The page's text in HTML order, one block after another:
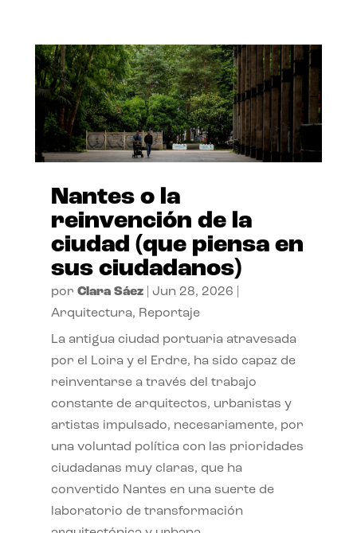
Nantes o la
reinvención de la
ciudad (que piensa en
sus ciudadanos)
por Clara Sáez| Jun 28, 2026
Arquitectura, Reportaje
La antigua ciudad portuaria atravesada
por el Loira y el Erdre, ha sido capaz de
reinventarse a través del trabajo
constante de arquitectos, urbanistas y
artistas impulsado, necesariamente, por
una voluntad política con las prioridades
ciudadanas muy claras, que ha
convertido Nantes en una suerte de
laboratorio de transformación